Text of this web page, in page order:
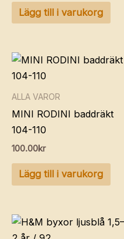
Lägg till i varukorg
ALLA VAROR
MINI RODINI baddräkt
104-110
100.00kr
Lägg till i varukorg